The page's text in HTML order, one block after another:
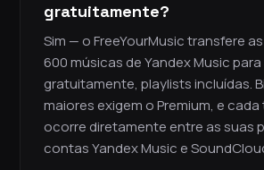
gratuitamente?
Sim — o FreeYourMusic transfere
600 músicas de Yandex Music
gratuitamente, playlists incluídas.
maiores exigem o Premium, e
ocorre diretamente entre as suas
contas Yandex Music e